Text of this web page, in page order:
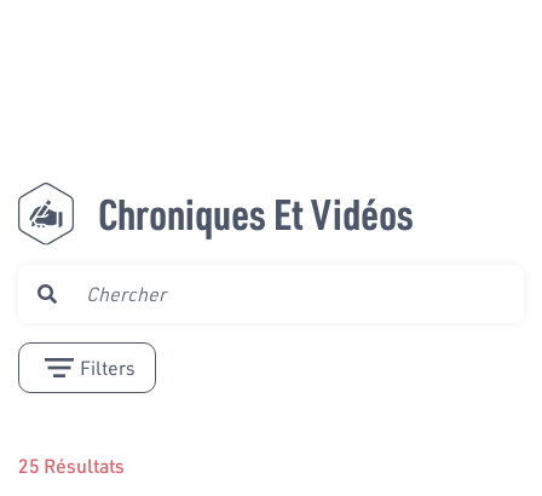
Chroniques Et Vidéos
Filters
25 Résultats